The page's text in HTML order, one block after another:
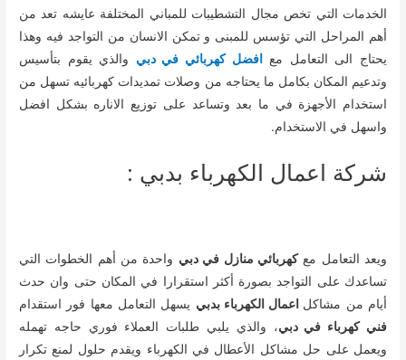
الخدمات التي تخص مجال التشطيبات للمباني المختلفة عايشه تعد من
أهم المراحل التي تؤسس للمبنى و تمكن الانسان من التواجد فيه وهذا
يحتاج الى التعامل مع
افضل كهربائي في دبي
والذي يقوم بتأسيس
وتدعيم المكان بكامل ما يحتاجه من وصلات تمديدات كهربائيه تسهل من
استخدام الأجهزة في ما بعد وتساعد على توزيع الاناره بشكل افضل
واسهل في الاستخدام.
شركة اعمال الكهرباء بدبي :
ويعد التعامل معكهربائي منازل في دبي واحدة من أهم الخطوات التي
تساعدك على التواجد بصورة أكثر استقرارا في المكان حتى وان حدث
أيام من مشاكل اعمال الكهرباء بدبي يسهل التعامل معها فور استقدام
فني كهرباء في دبي، والذي يلبي طلبات العملاء فوري حاجه تهمله
ويعمل على حل مشاكل الأعطال في الكهرباء ويقدم حلول لمنع تكرار